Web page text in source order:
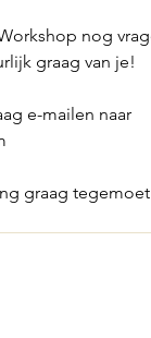
nog
graag van je!
e-mailen naar
graag